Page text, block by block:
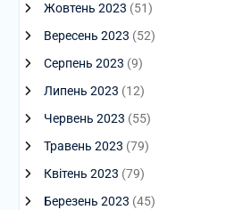
Жовтень 2023 (51)
Вересень 2023 (52)
Серпень 2023 (9)
Липень 2023 (12)
Червень 2023 (55)
Травень 2023 (79)
Квітень 2023 (79)
Березень 2023 (45)